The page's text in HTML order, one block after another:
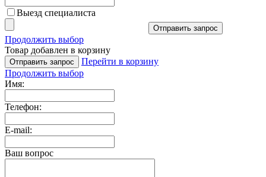
Выезд специалиста
Отправить запрос
Продолжить выбор
Товар добавлен в корзину
Отправить запрос
Перейти в корзину
Продолжить выбор
Имя:
Телефон:
E-mail:
Ваш вопрос